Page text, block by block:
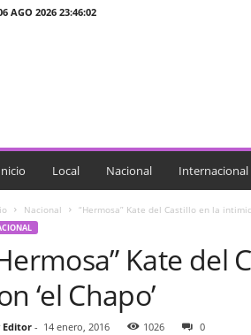
AGO 2026 23:46:02
Local Nacional Internacional
Nacional “Hermosa” Kate del Castillo en la
Kate del
‘el Chapo’
Editor- 14 enero, 2016 1026 0